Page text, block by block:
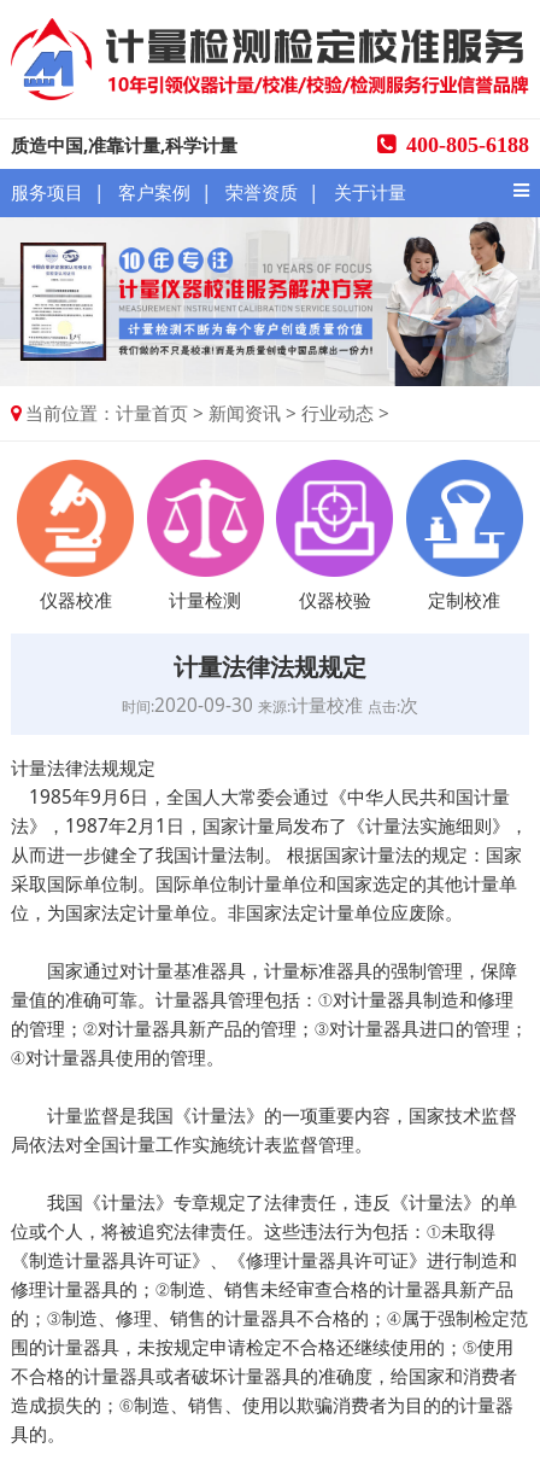
质造中国,准靠计量,科学计量 400-805-6188
服务项目 | 客户案例 | 荣誉资质 | 关于计量
当前位置：计量首页 > 新闻资讯 >行业动态 >
仪器校准 计量检测 仪器校验 定制校准
计量法律法规规定
时间:2020-09-30 来源:计量校准 点击:次
计量法律法规规定
1985年9月6日，全国人大常委会通过《中华人民共和国计量
法》，1987年2月1日，国家计量局发布了《计量法实施细则》，
从而进一步健全了我国计量法制。 根据国家计量法的规定：国家
采取国际单位制。国际单位制计量单位和国家选定的其他计量单
位，为国家法定计量单位。非国家法定计量单位应废除。
国家通过对计量基准器具，计量标准器具的强制管理，保障
量值的准确可靠。计量器具管理包括：①对计量器具制造和修理
的管理；②对计量器具新产品的管理；③对计量器具进口的管理；
④对计量器具使用的管理。
计量监督是我国《计量法》的一项重要内容，国家技术监督
局依法对全国计量工作实施统计表监督管理。
我国《计量法》专章规定了法律责任，违反《计量法》的单
位或个人，将被追究法律责任。这些违法行为包括：①未取得
《制造计量器具许可证》、《修理计量器具许可证》进行制造和
修理计量器具的；②制造、销售未经审查合格的计量器具新产品
的；③制造、修理、销售的计量器具不合格的；④属于强制检定范
围的计量器具，未按规定申请检定不合格还继续使用的；⑤使用
不合格的计量器具或者破坏计量器具的准确度，给国家和消费者
造成损失的；⑥制造、销售、使用以欺骗消费者为目的的计量器
具的。